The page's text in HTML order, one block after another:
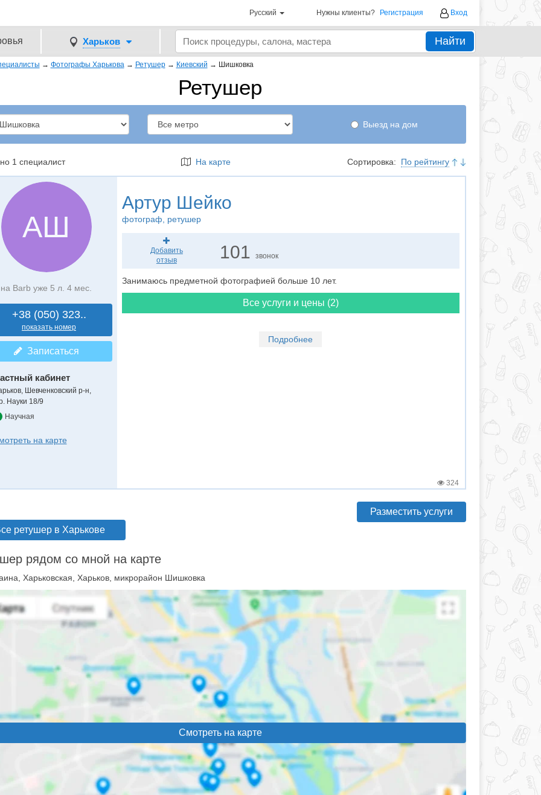
Русский Нужны клиенты? Регистрация Вход
Харьков Найти
→ Фотографы Харькова → Ретушер → Киевский → Шишковка
Ретушер
Выезд на дом
1 специалист На карте Сортировка: По рейтингу
АШ
на Barb уже 5 л. 4 мес.
+38 (050) 323..
показать номер
Записаться
кабинет
Шевченковский р-н,
Науки 18/9
Научная
на карте
Артур Шейко
фотограф , ретушер
Добавить
отзыв
101звонок
Занимаюсь предметной фотографией больше 10 лет.
Все услуги и цены (2)
Подробнее
324
ретушер в Харькове
Разместить услуги
рядом со мной на карте
Харьковская, Харьков, микрорайон Шишковка
Смотреть на карте